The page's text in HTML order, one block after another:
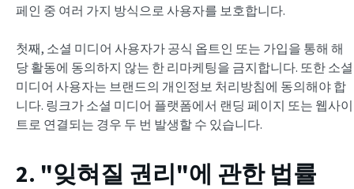
페인 중 여러 가지 방식으로 사용자를 보호합니다.
첫째, 소셜 미디어 사용자가 공식 옵트인 또는 가입을 통해 해
당 활동에 동의하지 않는 한 리마케팅을 금지합니다. 또한 소셜
미디어 사용자는 브랜드의 개인정보 처리방침에 동의해야 합
니다. 링크가 소셜 미디어 플랫폼에서 랜딩 페이지 또는 웹사이
트로 연결되는 경우 두 번 발생할 수 있습니다.
2. "잊혀질 권리"에 관한 법률